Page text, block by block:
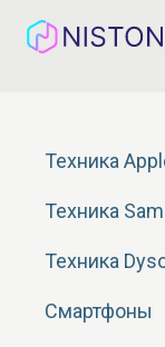
Техника
Техника
Техника
Смартфоны